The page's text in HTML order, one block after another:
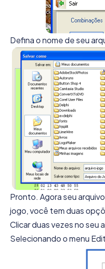
Defina o nome de seu
Pronto. Agora seu
jogo, você tem duas
Clicar duas vezes no seu
Selecionando o menu